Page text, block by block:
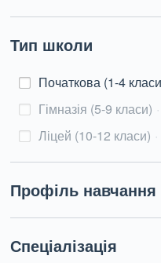
Тип школи
Початкова (1-4
Гімназія (5-9 класи)
Ліцей (10-12 класи)
Профіль навчання
Спеціалізація